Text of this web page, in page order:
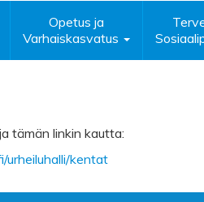
Opetus ja
Varhaiskasvatus
tämän linkin kautta:
urheiluhalli/kentat